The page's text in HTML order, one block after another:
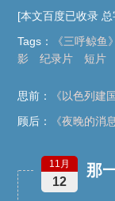
[本文百度已收录
Tags ： 《三呼鲸鱼》
影
纪录片 短片
思前：
《以色列建
顾后：
《夜晚的消
那
11月
12